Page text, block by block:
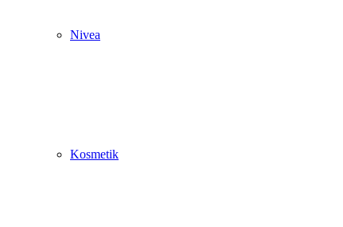
Nivea
Kosmetik